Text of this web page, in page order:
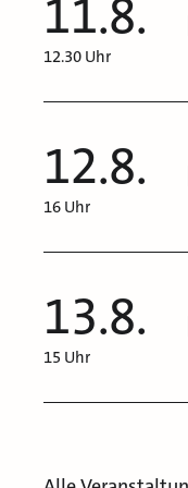
11.8.
12.30 Uhr
12.8.
16 Uhr
13.8.
15 Uhr